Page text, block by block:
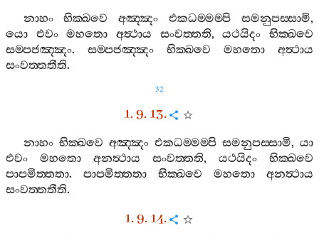
නාහං භික‍්ඛවෙ අඤ‍්ඤං එකධම‍්මම‍්පි සමනුපස‍්සාමි,
යො
එවං මහතො අත්‍ථාය සංවත‍්තති,යථයිදං
භික‍්ඛවෙ
සම‍්පජඤ‍්ඤං. සම‍්පජඤ‍්ඤං භික‍්ඛවෙ මහතො
අත්‍ථාය
සංවත‍්තතීති.
32
1. 9. 13.
නාහං භික‍්ඛවෙ අඤ‍්ඤං එකධම‍්මම‍්පි සමනුපස‍්සාමි,යා
එවං
මහතො අනත්‍ථාය සංවත‍්තති, යථයිදං
භික‍්ඛවෙ
පාපමිත‍්තතා. පාපමිත‍්තතා භික‍්ඛවෙ මහතො
අනත්‍ථාය
සංවත‍්තතීති.
1. 9. 14.